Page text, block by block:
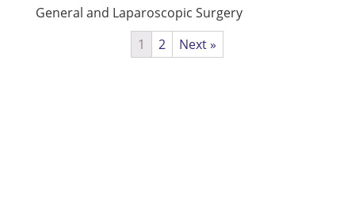
General and Laparoscopic Surgery
1
2 Next »